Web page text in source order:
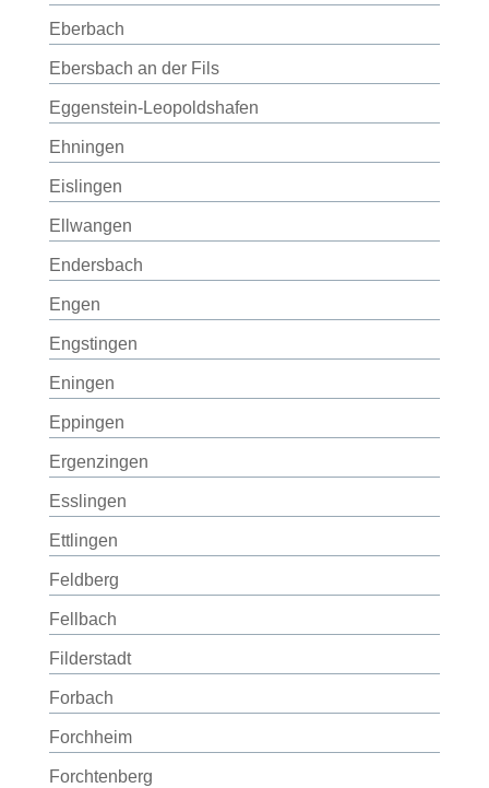
Eberbach
Ebersbach an der Fils
Eggenstein-Leopoldshafen
Ehningen
Eislingen
Ellwangen
Endersbach
Engen
Engstingen
Eningen
Eppingen
Ergenzingen
Esslingen
Ettlingen
Feldberg
Fellbach
Filderstadt
Forbach
Forchheim
Forchtenberg